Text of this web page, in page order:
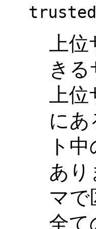
上
き
上
にあ
ト
あり
マで
全て